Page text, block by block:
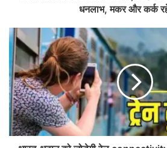
धनलाभ, मकर और कर्क